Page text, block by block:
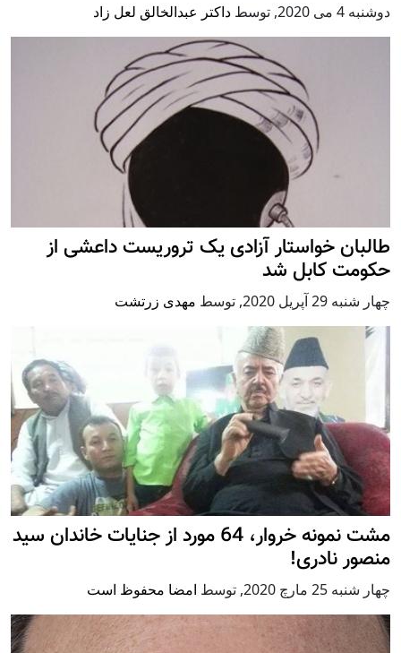
دوشنبه 4 می 2020 , توسط داکتر عبدالخالق لعل زاد
طالبان خواستار آزادی یک تروریست داعشی از
حکومت کابل شد
چهار شنبه 29 آپریل 2020 , توسط مهدی زرتشت
مشت نمونه خروار، 64 مورد از جنایات خاندان سید
منصور نادری!
چهار شنبه 25 مارچ 2020 , توسط امضا محفوظ است